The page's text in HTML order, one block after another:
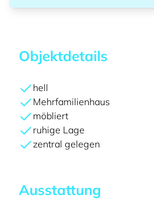
Objektdetails
hell
Mehrfamilienhaus
möbliert
ruhige Lage
zentral gelegen
Ausstattung